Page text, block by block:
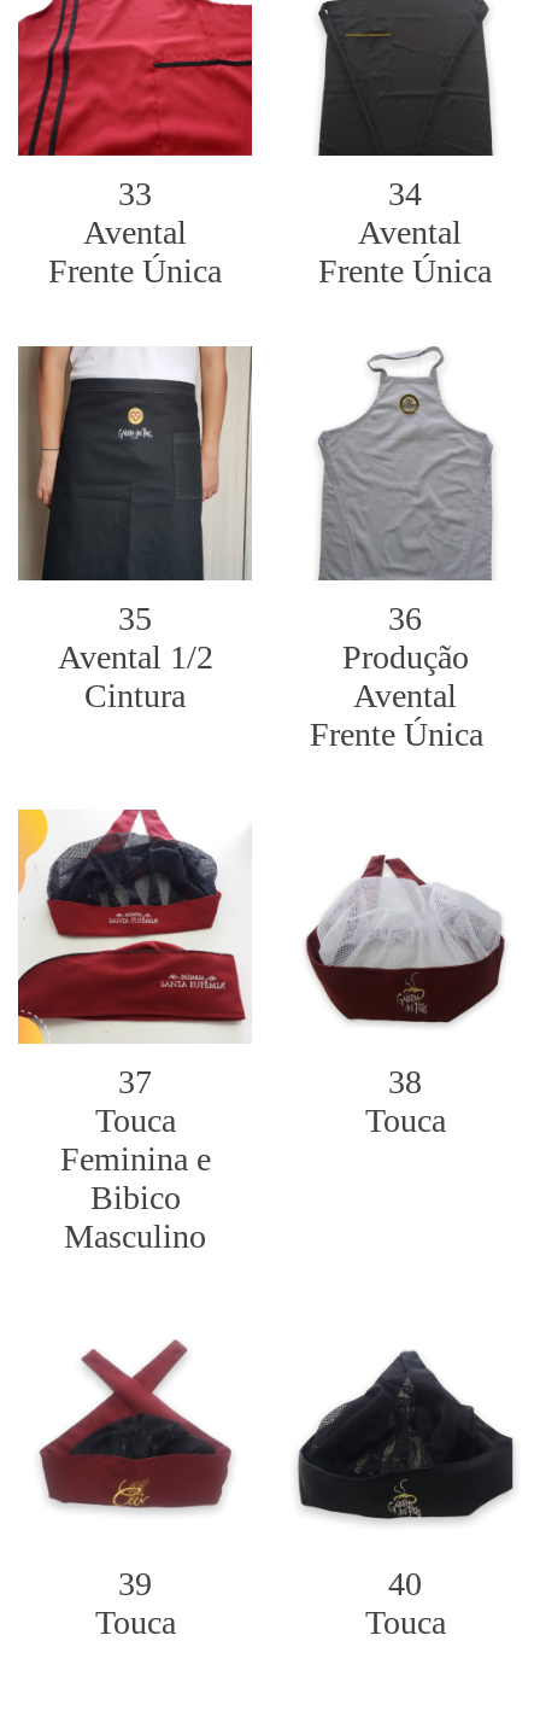
33
Avental
Frente Única
34
Avental
Frente Única
35
Avental 1/2
Cintura
36
Produção
Avental
Frente Única
37
Touca
Feminina e
Bibico
Masculino
38
Touca
39
Touca
40
Touca